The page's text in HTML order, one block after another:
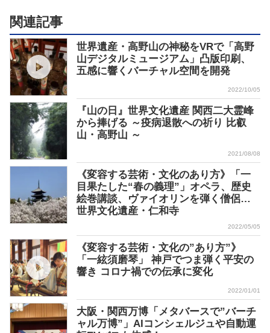
関連記事
世界遺産・高野山の神秘をVRで「高野
山デジタルミュージアム」凸版印刷、
五感に響くバーチャル空間を開発
2022/10/05
『山の日』世界文化遺産 関西二大霊峰
から捧げる ～疫病退散への祈り 比叡
山・高野山 ～
2021/08/08
《変容する芸術・文化のあり方》「一
目果たした“春の義理”」オペラ、歴史
絵巻講談、ヴァイオリンを弾く僧侶…
世界文化遺産・仁和寺
2022/05/05
《変容する芸術・文化の”あり方”》
「一絃須磨琴」 神戸でつま弾く平安の
響き コロナ禍での伝承に変化
2022/01/01
大阪・関西万博「メタバースで”バーチ
ャル万博”」AIコンシェルジュや自動運